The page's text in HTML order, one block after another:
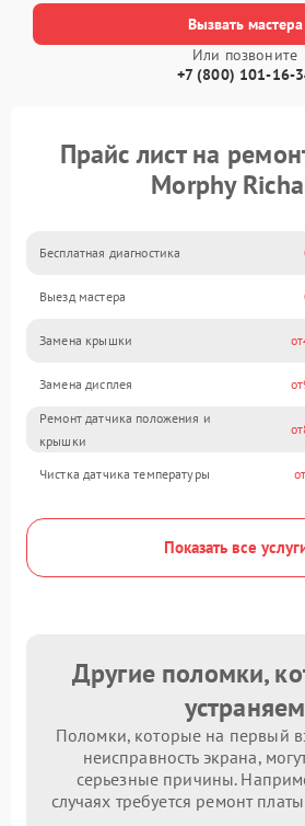
Вызвать мастера
Или позвоните
+7 (800) 101-16-
Прайс лист на
Morphy
Бесплатная диагностика
Выезд мастера
Замена крышки
Замена дисплея
Ремонт датчика положения и
крышки
Чистка датчика температуры
Показать все
Другие поломки,
устраняем
Поломки, которые на первый
неисправность экрана,
серьезные причины.
случаях требуется ремонт